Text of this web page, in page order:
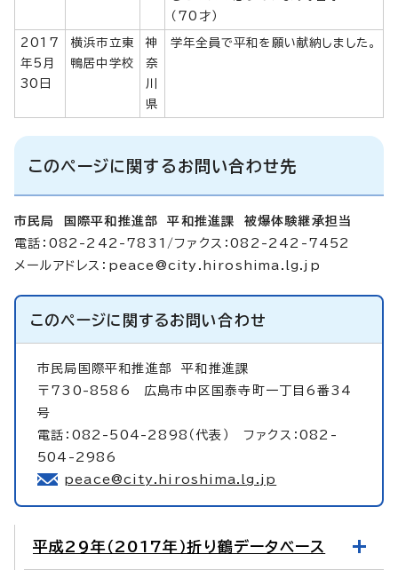
（70才）
2017
年5月
30日
横浜市立東
鴨居中学校
神
奈
川
県
学年全員で平和を願い献納しました。
このページに関するお問い合わせ先
市民局 国際平和推進部 平和推進課 被爆体験継承担当
電話：082-242-7831/ファクス：082-242-7452
メールアドレス： peace@city.hiroshima.lg.jp
このページに関するお問い合わせ
市民局国際平和推進部平和推進課
〒730-8586 広島市中区国泰寺町一丁目6番34
号
電話：082-504-2898（代表） ファクス：082-
504-2986
peace@city.hiroshima.lg.jp
平成29年（2017年）折り鶴データベース